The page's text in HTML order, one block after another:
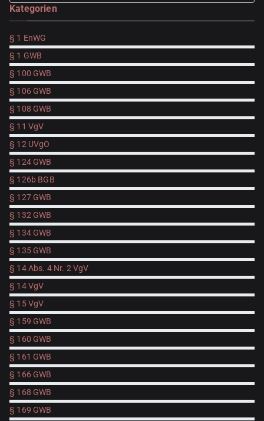
Kategorien
§ 1 EnWG
§ 1 GWB
§ 100 GWB
§ 106 GWB
§ 108 GWB
§ 11 VgV
§ 12 UVgO
§ 124 GWB
§ 126b BGB
§ 127 GWB
§ 132 GWB
§ 134 GWB
§ 135 GWB
§ 14 Abs. 4 Nr. 2 VgV
§ 14 VgV
§ 15 VgV
§ 159 GWB
§ 160 GWB
§ 161 GWB
§ 166 GWB
§ 168 GWB
§ 169 GWB